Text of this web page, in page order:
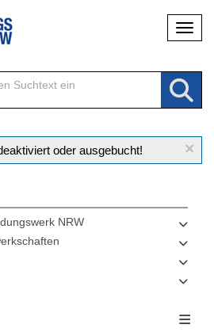
×
oder ausgebucht!
NRW